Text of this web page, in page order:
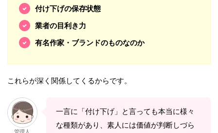
付け下げの保存状態
業者の目利き力
有名作家・ブランドのものなのか
これらが深く関係してくるからです。
一言に「付け下げ」と言っても本当に様々
な種類があり、素人には価値が判断しづら